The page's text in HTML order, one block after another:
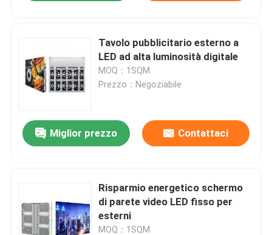
Tavolo pubblicitario esterno a
LED ad alta luminosità digitale
MOQ：1SQM
Prezzo：Negoziabile
Miglior prezzo Contattaci
Risparmio energetico schermo
di parete video LED fisso per
esterni
MOQ：1SQM